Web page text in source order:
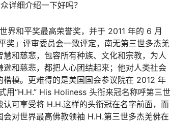
详细介绍一下好吗？
界和平奖最高荣誉奖，并于 2011 年的 6 月
奖」评审委员会一致评定，南无第三世多杰羌
和慈悲，包容所有种族、文化和宗教，为人
和慈悲，都把人心团结起来；他对人类社会
模。更难得的是美国国会参议院在 2012 年
用“H.H.” His Holiness 头衔来冠名称呼第三世
可享受将 H.H.这样的头衔冠在名字前面，而
对世界最高佛教领袖 H.H.第三世多杰羌佛在